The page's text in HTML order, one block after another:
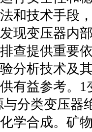
和技术手段
现变压器内
查提供重要
分析技术及
有益参考。
分类变压器
学合成。矿